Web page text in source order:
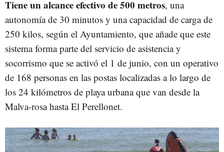
Tiene un alcance efectivo de 500 metros, una
autonomía de 30 minutos y una capacidad de carga de
250 kilos, según el Ayuntamiento, que añade que este
sistema forma parte del servicio de asistencia y
socorrismo que se activó el 1 de junio, con un operativo
de 168 personas en las postas localizadas a lo largo de
los 24 kilómetros de playa urbana que van desde la
Malva-rosa hasta El Perellonet.